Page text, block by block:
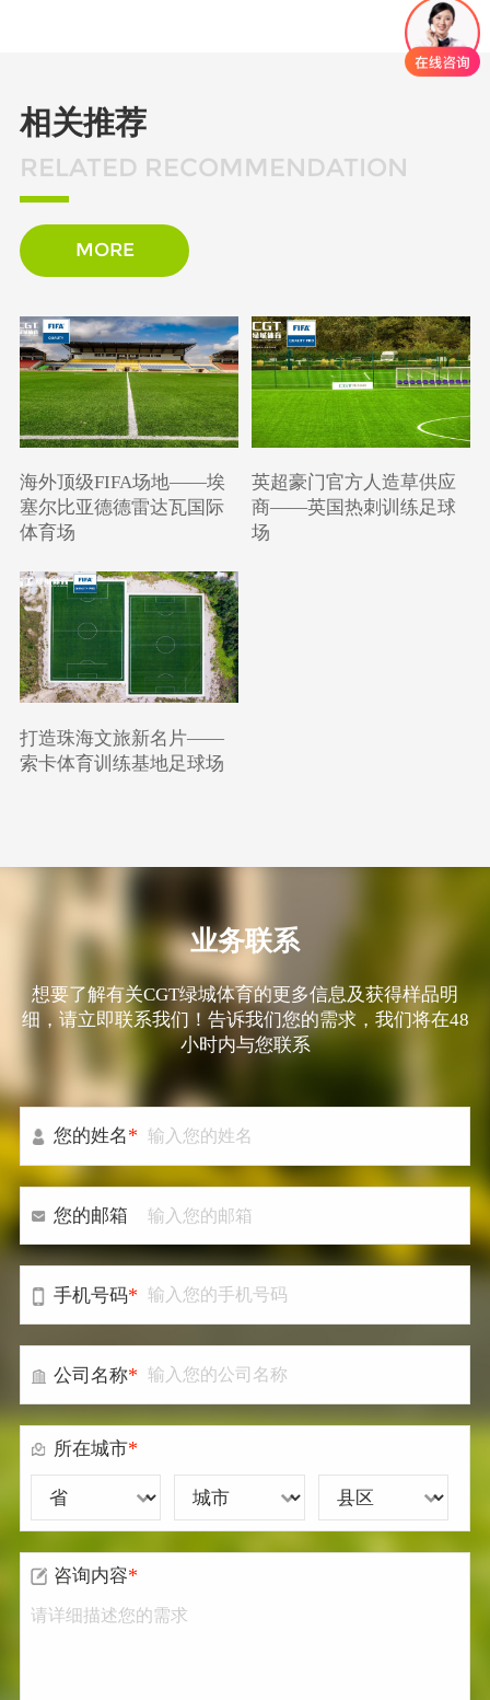
相关推荐
RELATED RECOMMENDATION
MORE
海外顶级FIFA场地——埃
塞尔比亚德德雷达瓦国际
体育场
英超豪门官方人造草供应
商——英国热刺训练足球
场
打造珠海文旅新名片——
索卡体育训练基地足球场
业务联系
想要了解有关CGT绿城体育的更多信息及获得样品明
细，请立即联系我们！告诉我们您的需求，我们将在48
小时内与您联系
您的姓名*
您的邮箱
手机号码*
公司名称*
所在城市*
咨询内容*